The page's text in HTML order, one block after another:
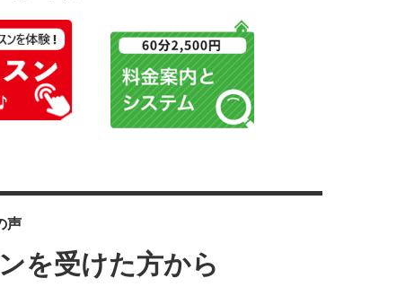
声
を受けた方から